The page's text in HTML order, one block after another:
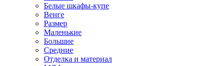
Белые шкафы-купе
Венге
Размер
Маленькие
Большие
Средние
Отделка и материал